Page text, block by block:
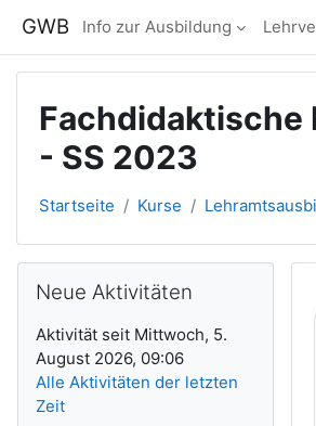
GWB Info zur Ausbildung
Fachdidaktische
- SS 2023
Startseite Kurse
Blöcke
Neue Aktivitäten
Aktivität seit Mittwoch, 5.
August 2026, 09:06
Alle Aktivitäten der letzten
Zeit